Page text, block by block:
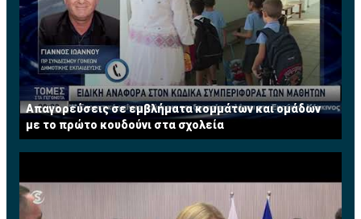
Απαγορεύσεις σε εμβλήματα κομμάτων και ομάδων
με το πρώτο κουδούνι στα σχολεία